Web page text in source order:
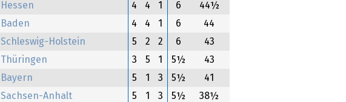
Hessen 4 4 1 6
44½
Baden 4 4 1 6
44
Schleswig-Holstein 5 2 2 6
43
Thüringen 3 5 1 5½
43
Bayern 5 1 3 5½
41
Sachsen-Anhalt 5 1 3 5½
38½